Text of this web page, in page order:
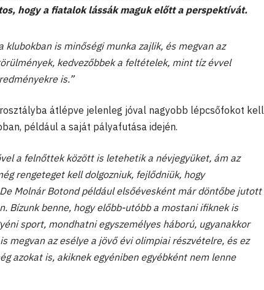
hogy a fiatalok lássák maguk előtt a perspektívát.
is minőségi munka zajlik, és megvan az
kedvezőbbek a feltételek, mint tíz évvel
is.”
átlépve jelenleg jóval nagyobb lépcsőfokot kell
például a saját pályafutása idején.
a felnőttek között is letehetik a névjegyüket, ám az
rengeteget kell dolgozniuk, fejlődniük, hogy
Molnár Botond például elsőévesként már döntőbe jutott
Bízunk benne, hogy előbb-utóbb a mostani ifiknek is
sport, mondhatni egyszemélyes háború, ugyanakkor
megvan az esélye a jövő évi olimpiai részvételre, és ez
azokat is, akiknek egyéniben egyébként nem lenne